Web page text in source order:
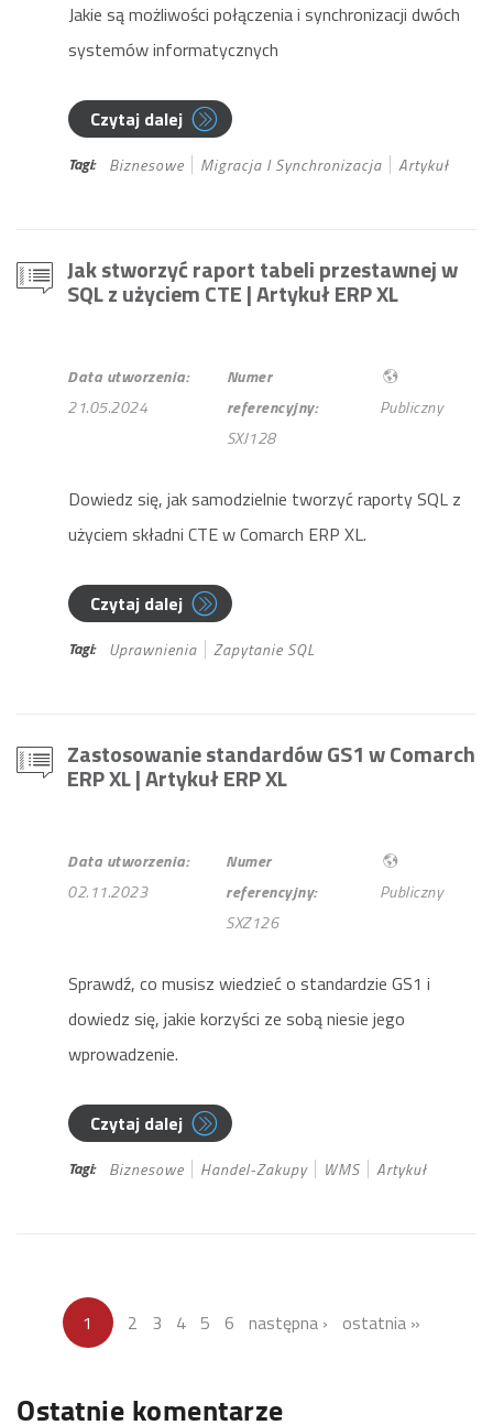
Jakie są możliwości połączenia i synchronizacji dwóch
systemów informatycznych
Czytaj dalej
Tagi: Biznesowe Migracja I Synchronizacja Artykuł
Jak stworzyć raport tabeli przestawnej w
SQL z użyciem CTE| Artykuł ERP XL
Data utworzenia:
21.05.2024
Numer
referencyjny:
SXJ128
Publiczny
Dowiedz się, jak samodzielnie tworzyć raporty SQL z
użyciem składni CTE w Comarch ERP XL.
Czytaj dalej
Tagi: Uprawnienia Zapytanie SQL
Zastosowanie standardów GS1 w Comarch
ERP XL| Artykuł ERP XL
Data utworzenia:
02.11.2023
Numer
referencyjny:
SXZ126
Publiczny
Sprawdź, co musisz wiedzieć o standardzie GS1 i
dowiedz się, jakie korzyści ze sobą niesie jego
wprowadzenie.
Czytaj dalej
Tagi: Biznesowe Handel-Zakupy WMS Artykuł
1 2 3 4 5 6 następna › ostatnia »
Ostatnie komentarze